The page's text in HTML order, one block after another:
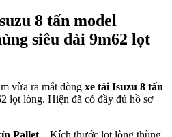
8 tấn model
siêu dài 9m62 lọt
vừa ra mắt dòng xe tải Isuzu 8 tấn
lọt lòng. Hiện đã có đầy đủ hồ sơ
Pallet – Kích thước lọt lòng thùng